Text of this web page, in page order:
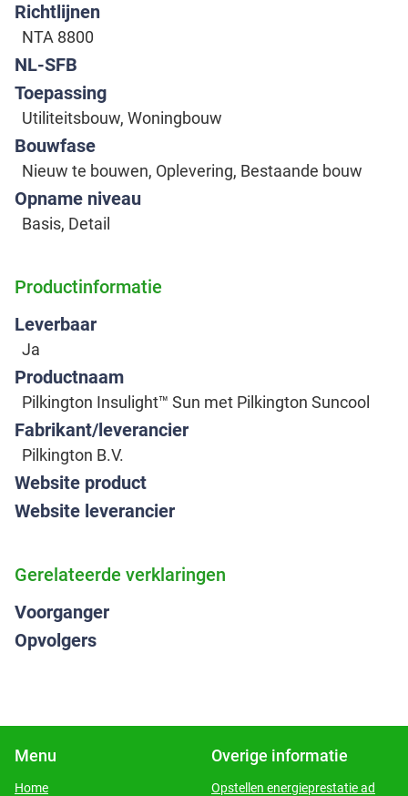
Richtlijnen
NTA 8800
NL-SFB
Toepassing
Utiliteitsbouw, Woningbouw
Bouwfase
Nieuw te bouwen, Oplevering, Bestaande bouw
Opname niveau
Basis, Detail
Productinformatie
Leverbaar
Ja
Productnaam
Pilkington Insulight™ Sun met Pilkington Suncool
Fabrikant/leverancier
Pilkington B.V.
Website product
Website leverancier
Gerelateerde verklaringen
Voorganger
Opvolgers
Menu
Home
Overige informatie
Opstellen energieprestatie ad